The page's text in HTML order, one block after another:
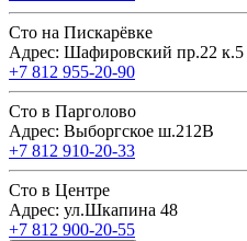
Сто на Пискарёвке
Адрес: Шафировский пр.22 к.5
+7 812 955-20-90
Сто в Парголово
Адрес: Выборгское ш.212В
+7 812 910-20-33
Сто в Центре
Адрес: ул.Шкапина 48
+7 812 900-20-55